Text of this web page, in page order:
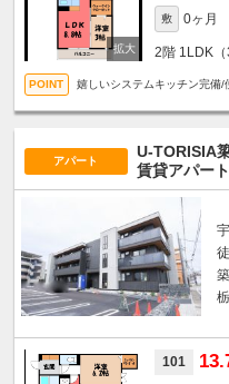
敷 0ヶ月
2階 1LDK
嬉しいシステムキッチン完備/
アパート
U-TORISIA
賃貸アパート
101